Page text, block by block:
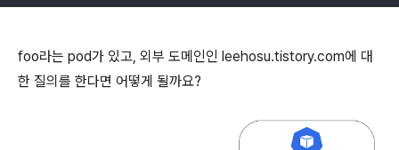
foo라는 pod가 있고, 외부 도메인인 leehosu.tistory.com에 대
한 질의를 한다면 어떻게 될까요?